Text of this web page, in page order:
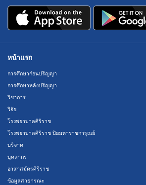
หน้าแรก
การศึกษาก่อนปริญญา
การศึกษาหลังปริญญา
วิชาการ
วิจัย
โรงพยาบาลศิริราช
โรงพยาบาลศิริราช ปิยมหาราชการุณย์
บริจาค
บุคลากร
อาสาสมัครศิริราช
ข้อมูลสาธารณะ